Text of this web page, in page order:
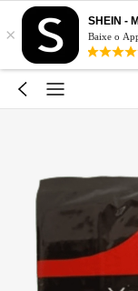
×
SHEIN -
Baixe o